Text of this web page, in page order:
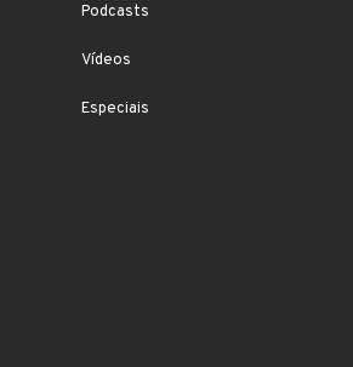
Podcasts
Vídeos
Especiais